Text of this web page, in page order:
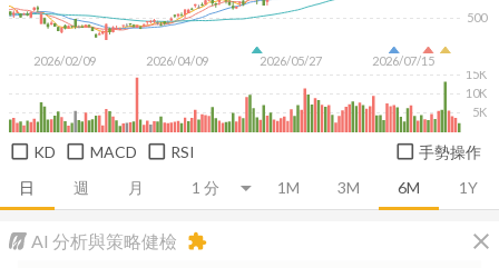
日 週 月 1M 3M 6M 1Y
2026/02/09 2026/04/09 2026/05/27 2026/07/15
500
5K
10K
15K
KD MACD RSI 手勢操作
AI 分析與策略健檢 close
extension